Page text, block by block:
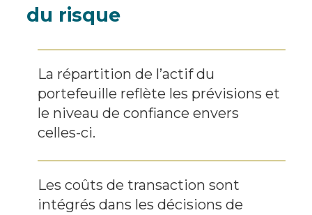
du risque
La répartition de l’actif du
portefeuille reflète les prévisions et
le niveau de confiance envers
celles-ci.
Les coûts de transaction sont
intégrés dans les décisions de